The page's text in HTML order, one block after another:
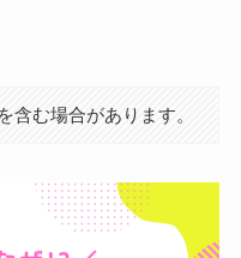
含む場合があります。